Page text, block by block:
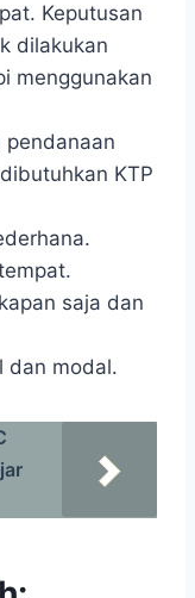
Keputusan
dilakukan
menggunakan
pendanaan
KTP
saja dan
dan modal.